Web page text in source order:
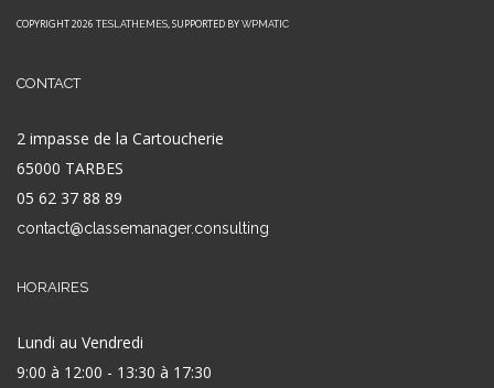
COPYRIGHT 2026 TESLATHEMES, SUPPORTED BY WPMATIC
CONTACT
2 impasse de la Cartoucherie
65000 TARBES
05 62 37 88 89
contact@classemanager.consulting
HORAIRES
Lundi au Vendredi
9:00 à 12:00 - 13:30 à 17:30